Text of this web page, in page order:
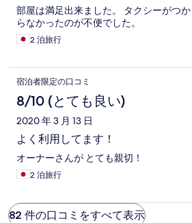
部屋は満足出来ました。 タクシーがつ
らなかったのが不便でした。
2 泊旅行
宿泊者限定の口コミ
8/10 (とても良い)
2020 年 3 月 13 日
よく利用してます！
オーナーさんが とても親切！
2 泊旅行
82 件の口コミをすべて表示